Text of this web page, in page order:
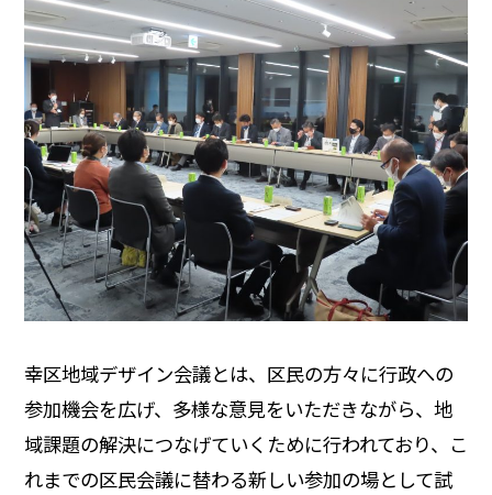
幸区地域デザイン会議とは、区民の方々に行政への
参加機会を広げ、多様な意見をいただきながら、地
域課題の解決につなげていくために行われており、こ
れまでの区民会議に替わる新しい参加の場として試